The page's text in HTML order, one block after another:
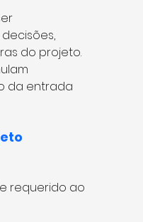
do projeto.
da entrada
requerido ao